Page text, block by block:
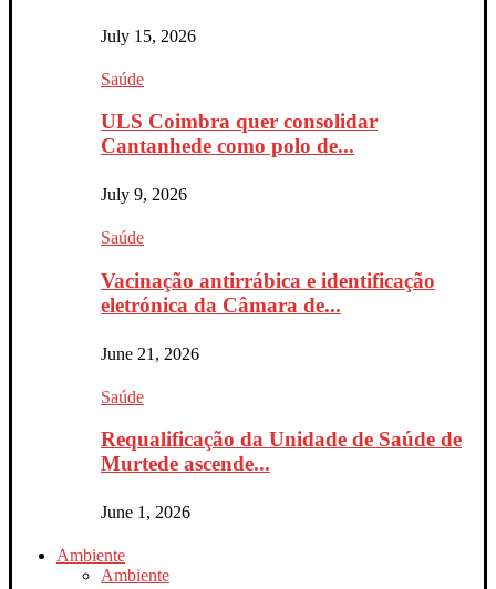
July 15, 2026
Saúde
ULS Coimbra quer consolidar
Cantanhede como polo de...
July 9, 2026
Saúde
Vacinação antirrábica e identificação
eletrónica da Câmara de...
June 21, 2026
Saúde
Requalificação da Unidade de Saúde de
Murtede ascende...
June 1, 2026
Ambiente
Ambiente